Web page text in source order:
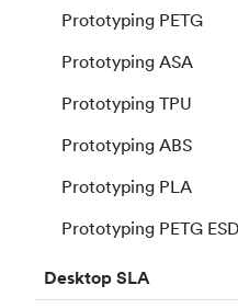
Prototyping PETG
Prototyping ASA
Prototyping TPU
Prototyping ABS
Prototyping PLA
Prototyping PETG ESD
DesktopSLA